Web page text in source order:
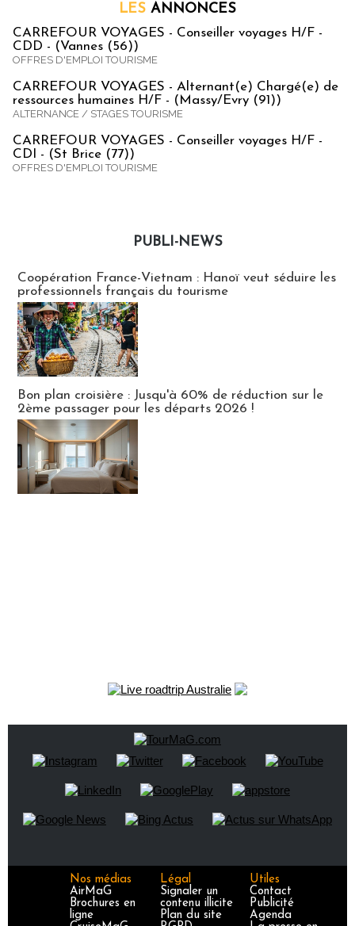
LES ANNONCES
CARREFOUR VOYAGES - Conseiller voyages H/F -
CDD - (Vannes (56))
OFFRES D'EMPLOI TOURISME
CARREFOUR VOYAGES - Alternant(e) Chargé(e) de
ressources humaines H/F - (Massy/Evry (91))
ALTERNANCE / STAGES TOURISME
CARREFOUR VOYAGES - Conseiller voyages H/F -
CDI - (St Brice (77))
OFFRES D'EMPLOI TOURISME
PUBLI-NEWS
Coopération France-Vietnam : Hanoï veut séduire les
professionnels français du tourisme
Bon plan croisière : Jusqu'à 60% de réduction sur le
2ème passager pour les départs 2026 !
Nos médias
AirMaG
Brochures en
ligne
Légal
Signaler un
contenu illicite
Plan du site
Utiles
Contact
Publicité
Agenda